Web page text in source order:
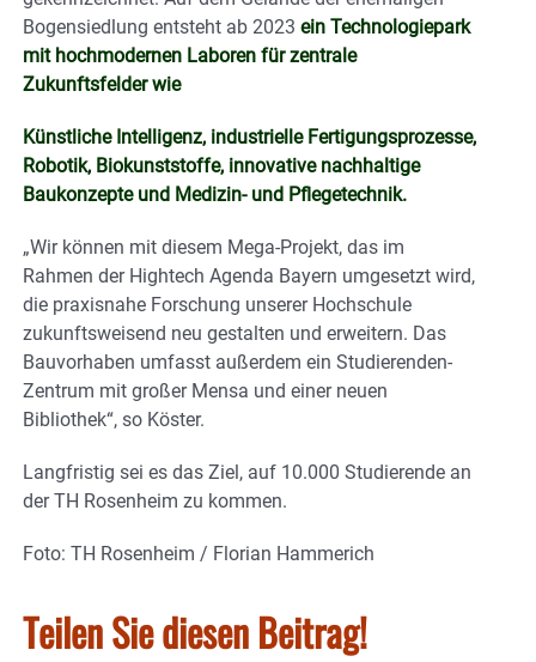
Bogensiedlung entsteht ab 2023 ein Technologiepark
mit hochmodernen Laboren für zentrale
Zukunftsfelder wie
Künstliche Intelligenz, industrielle Fertigungsprozesse,
Robotik, Biokunststoffe, innovative nachhaltige
Baukonzepte und Medizin- und Pflegetechnik.
„Wir können mit diesem Mega-Projekt, das im
Rahmen der Hightech Agenda Bayern umgesetzt wird,
die praxisnahe Forschung unserer Hochschule
zukunftsweisend neu gestalten und erweitern. Das
Bauvorhaben umfasst außerdem ein Studierenden-
Zentrum mit großer Mensa und einer neuen
Bibliothek“, so Köster.
Langfristig sei es das Ziel, auf 10.000 Studierende an
der TH Rosenheim zu kommen.
Foto: TH Rosenheim / Florian Hammerich
Teilen Sie diesen Beitrag!